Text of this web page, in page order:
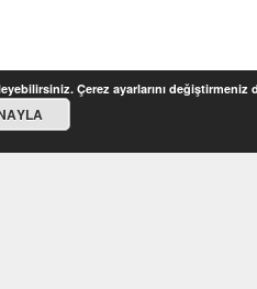
Çerez ayarlarını